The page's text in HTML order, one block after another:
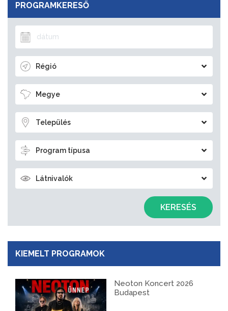
PROGRAMKERESŐ
Régió
Megye
Település
Program típusa
Látnivalók
KERESÉS
KIEMELT PROGRAMOK
Neoton Koncert 2026
Budapest